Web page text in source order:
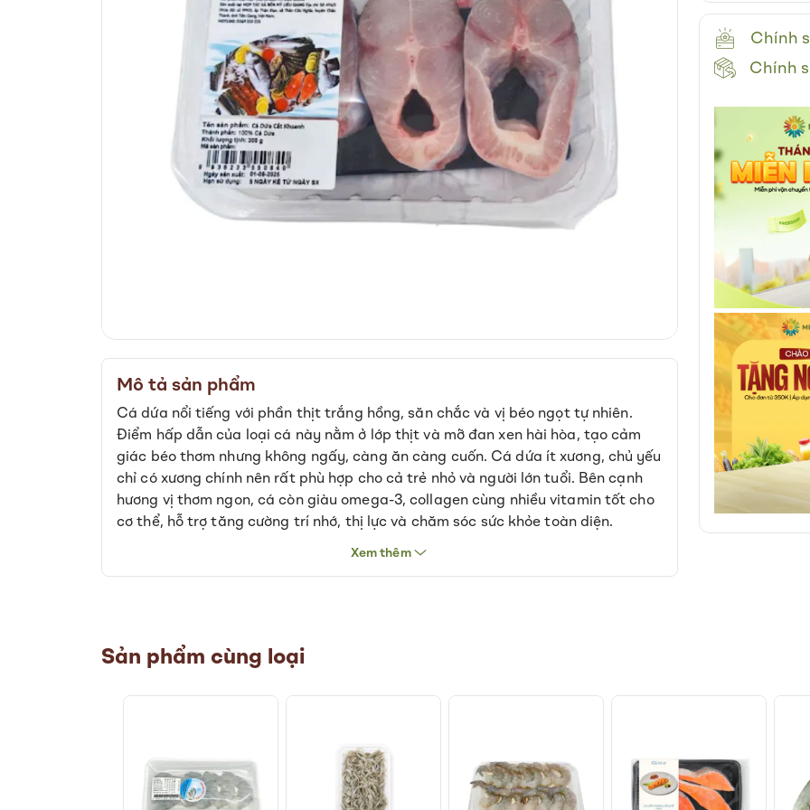
to
the
beginning
the
images
gallery
Mô tả sản phẩm
Cá dứa nổi tiếng với phần thịt trắng hồng, săn chắc và vị béo ngọt tự nhiên.
Điểm hấp dẫn của loại cá này nằm ở lớp thịt và mỡ đan xen hài hòa, tạo cảm
giác béo thơm nhưng không ngấy, càng ăn càng cuốn. Cá dứa ít xương, chủ yếu
chỉ có xương chính nên rất phù hợp cho cả trẻ nhỏ và người lớn tuổi. Bên cạnh
hương vị thơm ngon, cá còn giàu omega-3, collagen cùng nhiều vitamin tốt cho
cơ thể, hỗ trợ tăng cường trí nhớ, thị lực và chăm sóc sức khỏe toàn diện.
Xem thêm
Chính
Chính
Sản phẩm cùng loại